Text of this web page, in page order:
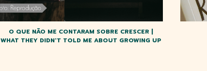
O QUE NÃO ME CONTARAM SOBRE CRESCER |
WHAT THEY DIDN'T TOLD ME ABOUT GROWING UP